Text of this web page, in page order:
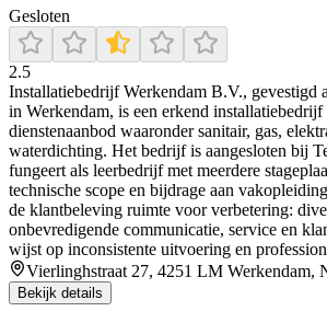
Gesloten
2.5
Installatiebedrijf Werkendam B.V., gevestigd
in Werkendam, is een erkend installatiebedrijf
dienstenaanbod waaronder sanitair, gas,
waterdichting. Het bedrijf is aangesloten bij
fungeert als leerbedrijf met meerdere
technische scope en bijdrage aan
de klantbeleving ruimte voor verbetering:
onbevredigende communicatie, service en
wijst op inconsistente uitvoering en
Vierlinghstraat 27, 4251 LM Werkendam,
Bekijk details